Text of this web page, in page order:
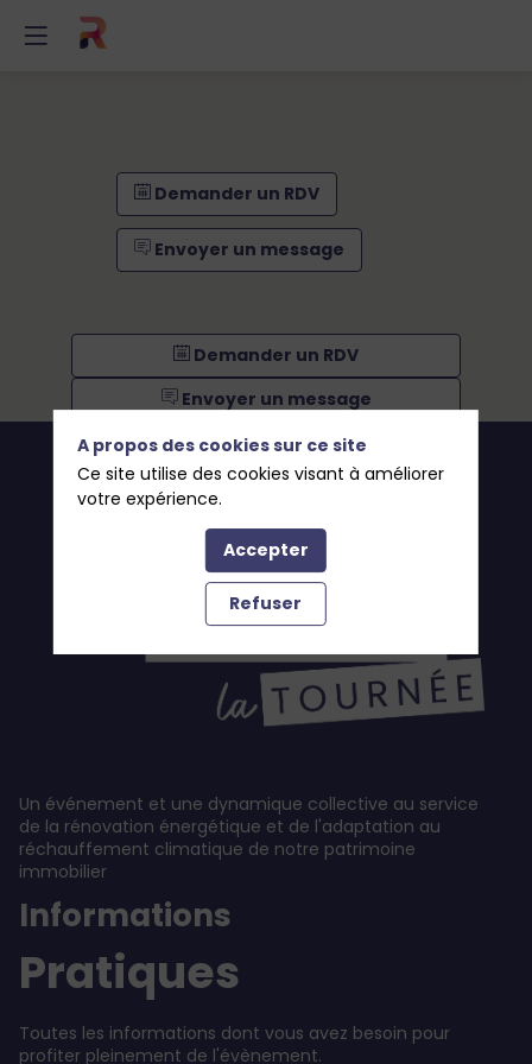
Demander un RDV
Envoyer un message
Demander un RDV
Envoyer un message
Un événement et une dynamique collective au service
de la rénovation énergétique et de l'adaptation au
réchauffement climatique de notre patrimoine
immobilier
Informations
Pratiques
Toutes les informations dont vous avez besoin pour
profiter pleinement de l'évènement.
A propos des cookies sur ce site
Ce site utilise des cookies visant à améliorer
votre expérience.
Accepter
Refuser